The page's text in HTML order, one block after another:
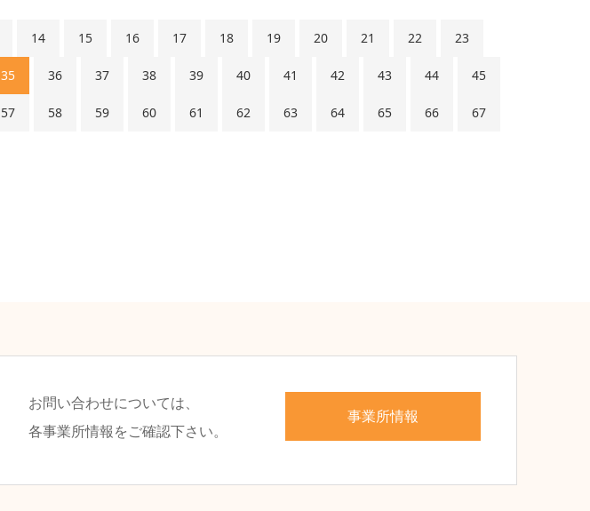
14 15 16 17 18 19 20 21 22 23
35 36 37 38 39 40 41 42 43 44 45
57 58 59 60 61 62 63 64 65 66 67
お問い合わせについては、
各事業所情報をご確認下さい。
事業所情報